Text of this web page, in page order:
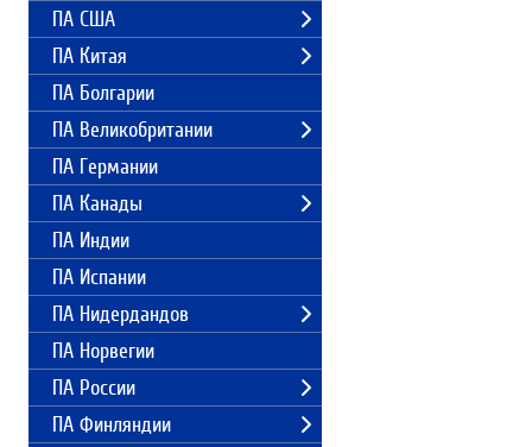
ПА США
ПА Китая
ПА Болгарии
ПА Великобритании
ПА Германии
ПА Канады
ПА Индии
ПА Испании
ПА Нидердандов
ПА Норвегии
ПА России
ПА Финляндии